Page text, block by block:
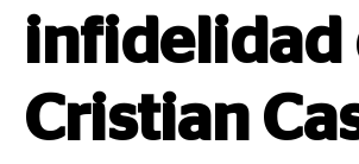
infidelidad
Cristian